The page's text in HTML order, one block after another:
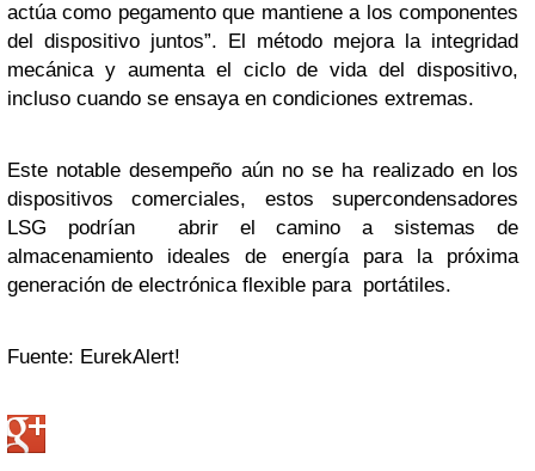
actúa como pegamento que mantiene a los componentes
del dispositivo juntos”. El método mejora la integridad
mecánica y aumenta el ciclo de vida del dispositivo,
incluso cuando se ensaya en condiciones extremas.
Este notable desempeño aún no se ha realizado en los
dispositivos comerciales, estos supercondensadores
LSG podrían abrir el camino a sistemas de
almacenamiento ideales de energía para la próxima
generación de electrónica flexible para portátiles.
Fuente: EurekAlert!